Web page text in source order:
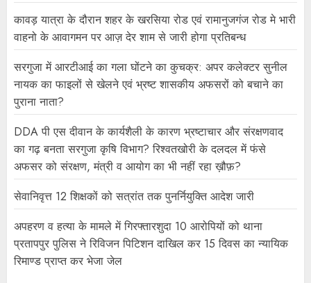
कावड़ यात्रा के दौरान शहर के खरसिया रोड एवं रामानुजगंज रोड मे भारी
वाहनो के आवागमन पर आज़ देर शाम से जारी होगा प्रतिबन्ध
सरगुजा में आरटीआई का गला घोंटने का कुचक्र: अपर कलेक्टर सुनील
नायक का फाइलों से खेलने एवं भ्रष्ट शासकीय अफसरों को बचाने का
पुराना नाता?
DDA पी एस दीवान के कार्यशैली के कारण भ्रष्टाचार और संरक्षणवाद
का गढ़ बनता सरगुजा कृषि विभाग? रिश्वतखोरी के दलदल में फंसे
अफसर को संरक्षण, मंत्री व आयोग का भी नहीं रहा ख़ौफ़?
सेवानिवृत्त 12 शिक्षकों को सत्रांत तक पुनर्नियुक्ति आदेश जारी
अपहरण व हत्या के मामले में गिरफ्तारशुदा 10 आरोपियों को थाना
प्रतापपुर पुलिस ने रिविजन पिटिशन दाखिल कर 15 दिवस का न्यायिक
रिमाण्ड प्राप्त कर भेजा जेल